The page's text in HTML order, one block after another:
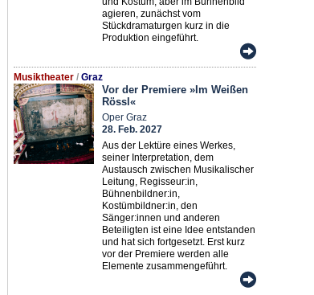
agieren, zunächst vom
Stückdramaturgen kurz in die
Produktion eingeführt.
Musiktheater / Graz
Vor der Premiere »Im Weißen
Rössl«
Oper Graz
28. Feb. 2027
Aus der Lektüre eines Werkes,
seiner Interpretation, dem
Austausch zwischen Musikalischer
Leitung, Regisseur:in,
Bühnenbildner:in,
Kostümbildner:in, den
Sänger:innen und anderen
Beteiligten ist eine Idee entstanden
und hat sich fortgesetzt. Erst kurz
vor der Premiere werden alle
Elemente zusammengeführt.